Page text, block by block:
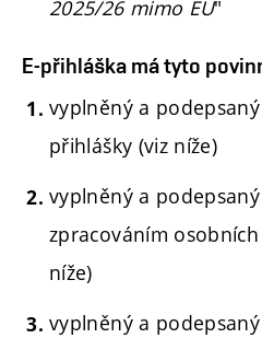
2025/26 mimo EU"
E-přihláška má tyto
vyplněný a
přihlášky (viz níže)
vyplněný a
zpracováním osobních
níže)
vyplněný a podepsaný